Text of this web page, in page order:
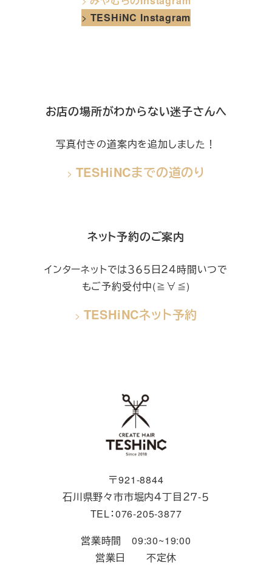
> TESHiNC Instagram
お店の場所がわからない迷子さんへ
写真付きの道案内を追加しました！
> TESHiNCまでの道のり
ネット予約のご案内
インターネットでは３６５日２４時間いつで
もご予約受付中(≧∀≦)
> TESHiNCネット予約
〒921-8844
石川県野々市市堀内４丁目２７-５
TEL：076-205-3877
営業時間 09:30~19:00
営業日 不定休